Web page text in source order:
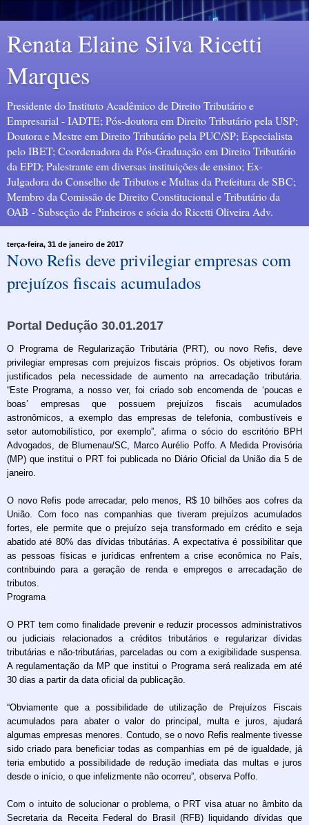
Renata Elaine Silva Ricetti
Marques
Presidente do Instituto Acadêmico de Direito Tributário e
Empresarial - IADTE; Pós-doutora em Direito Tributário pela USP;
Doutora e Mestre em Direito Tributário pela PUC/SP; Especialista
pelo IBET; Coordenadora da Pós-Graduação em Direito Tributário
da EPD; Palestrante em diversas instituições de ensino; Ex-
Julgadora do Conselho de Tributos e Multas da Prefeitura de SBC;
Membro da Comissão de Direito Constitucional e Tributário da
OAB - Subseção de Pinheiros e sócia do Ricetti Oliveira Adv.
terça-feira, 31 de janeiro de 2017
Novo Refis deve privilegiar empresas com
prejuízos fiscais acumulados
Portal Dedução 30.01.2017
O Programa de Regularização Tributária (PRT), ou novo Refis, deve
privilegiar empresas com prejuízos fiscais próprios. Os objetivos foram
justificados pela necessidade de aumento na arrecadação tributária.
“Este Programa, a nosso ver, foi criado sob encomenda de ‘poucas e
boas’ empresas que possuem prejuízos fiscais acumulados
astronômicos, a exemplo das empresas de telefonia, combustíveis e
setor automobilístico, por exemplo”, afirma o sócio do escritório BPH
Advogados, de Blumenau/SC, Marco Aurélio Poffo. A Medida Provisória
(MP) que institui o PRT foi publicada no Diário Oficial da União dia 5 de
janeiro.
O novo Refis pode arrecadar, pelo menos, R$ 10 bilhões aos cofres da
União. Com foco nas companhias que tiveram prejuízos acumulados
fortes, ele permite que o prejuízo seja transformado em crédito e seja
abatido até 80% das dívidas tributárias. A expectativa é possibilitar que
as pessoas físicas e jurídicas enfrentem a crise econômica no País,
contribuindo para a geração de renda e empregos e arrecadação de
tributos.
Programa
O PRT tem como finalidade prevenir e reduzir processos administrativos
ou judiciais relacionados a créditos tributários e regularizar dívidas
tributárias e não-tributárias, parceladas ou com a exigibilidade suspensa.
A regulamentação da MP que institui o Programa será realizada em até
30 dias a partir da data oficial da publicação.
“Obviamente que a possibilidade de utilização de Prejuízos Fiscais
acumulados para abater o valor do principal, multa e juros, ajudará
algumas empresas menores. Contudo, se o novo Refis realmente tivesse
sido criado para beneficiar todas as companhias em pé de igualdade, já
teria embutido a possibilidade de redução imediata das multas e juros
desde o início, o que infelizmente não ocorreu”, observa Poffo.
Com o intuito de solucionar o problema, o PRT visa atuar no âmbito da
Secretaria da Receita Federal do Brasil (RFB) liquidando dívidas que